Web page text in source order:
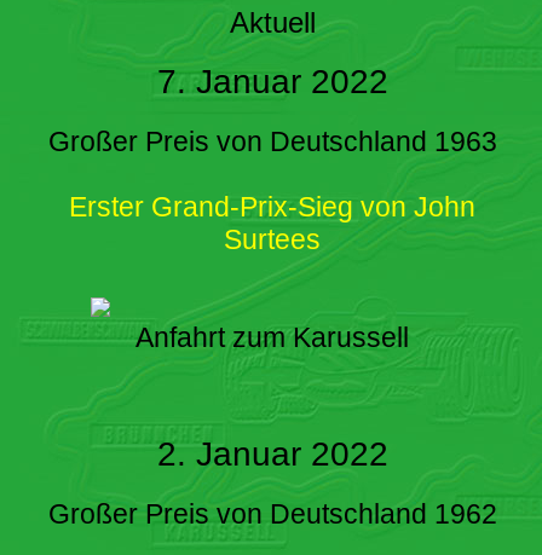
Aktuell
7. Januar 2022
Großer Preis von Deutschland 1963
Erster Grand-Prix-Sieg von John
Surtees
Anfahrt zum Karussell
2. Januar 2022
Großer Preis von Deutschland 1962